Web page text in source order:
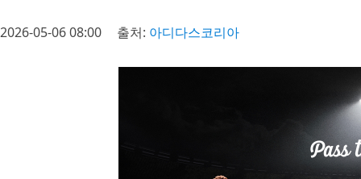
2026-05-06 08:00 출처: 아디다스코리아